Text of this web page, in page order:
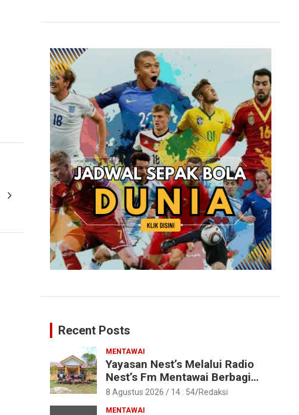
Recent Posts
MENTAWAI
Yayasan Nest’s Melalui Radio
Nest’s Fm Mentawai Berbagi
Kasih Dengan Anak – Anak
8 Agustus 2026 / 14 : 54 Redaksi
MENTAWAI